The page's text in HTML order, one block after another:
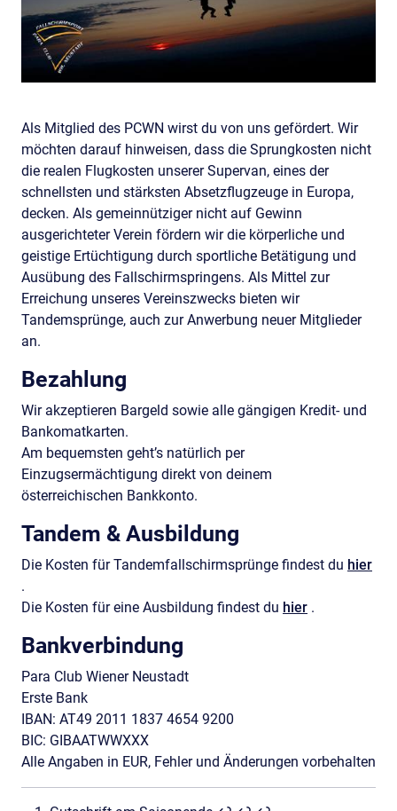
Als Mitglied des PCWN wirst du von uns gefördert. Wir
möchten darauf hinweisen, dass die Sprungkosten nicht
die realen Flugkosten unserer Supervan, eines der
schnellsten und stärksten Absetzflugzeuge in Europa,
decken. Als gemeinnütziger nicht auf Gewinn
ausgerichteter Verein fördern wir die körperliche und
geistige Ertüchtigung durch sportliche Betätigung und
Ausübung des Fallschirmspringens. Als Mittel zur
Erreichung unseres Vereinszwecks bieten wir
Tandemsprünge, auch zur Anwerbung neuer Mitglieder
an.
Bezahlung
Wir akzeptieren Bargeld sowie alle gängigen Kredit- und
Bankomatkarten.
Am bequemsten geht’s natürlich per
Einzugsermächtigung direkt von deinem
österreichischen Bankkonto.
Tandem & Ausbildung
Die Kosten für Tandemfallschirmsprünge findest du hier
.
Die Kosten für eine Ausbildung findest du hier .
Bankverbindung
Para Club Wiener Neustadt
Erste Bank
IBAN: AT49 2011 1837 4654 9200
BIC: GIBAATWWXXX
Alle Angaben in EUR, Fehler und Änderungen vorbehalten